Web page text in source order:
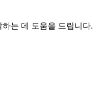
는 데 도움을 드립니다.